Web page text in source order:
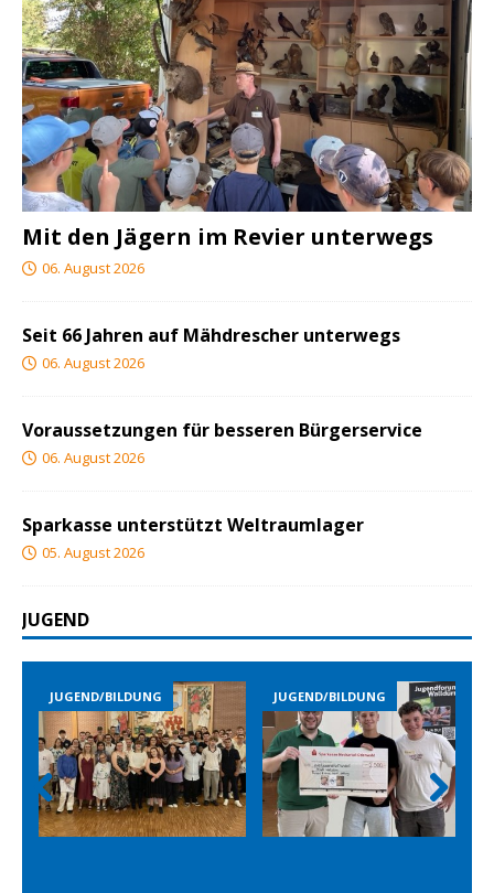
Mit den Jägern im Revier unterwegs
06. August 2026
Seit 66 Jahren auf Mähdrescher unterwegs
06. August 2026
Voraussetzungen für besseren Bürgerservice
06. August 2026
Sparkasse unterstützt Weltraumlager
05. August 2026
JUGEND
BILDUNG JUGEND/BILDUNG
Prev
ious
Nex
t